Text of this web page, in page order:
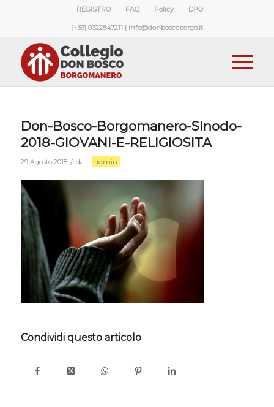
REGISTRO FAQ Policy DPO
[+39] 0322847211 | info@donboscoborgo.it
Don-Bosco-Borgomanero-Sinodo-
2018-GIOVANI-E-RELIGIOSITA
29 Agosto 2018 / da admin
Condividi questo articolo